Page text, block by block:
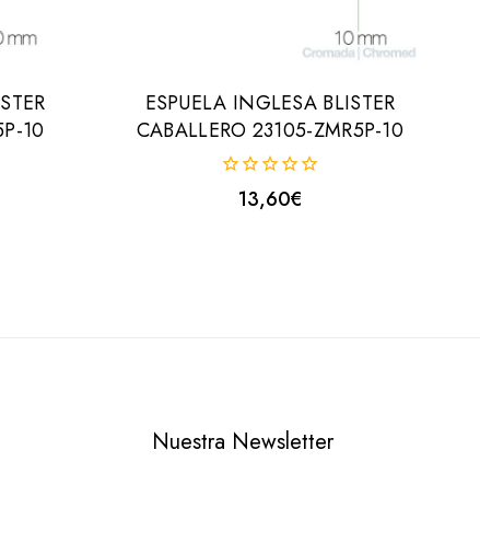
10
ESPUELA INGLESA BLISTER
CABALLERO 23105-ZMR5P-10
fuera
13,60€
Nuestra Newsletter